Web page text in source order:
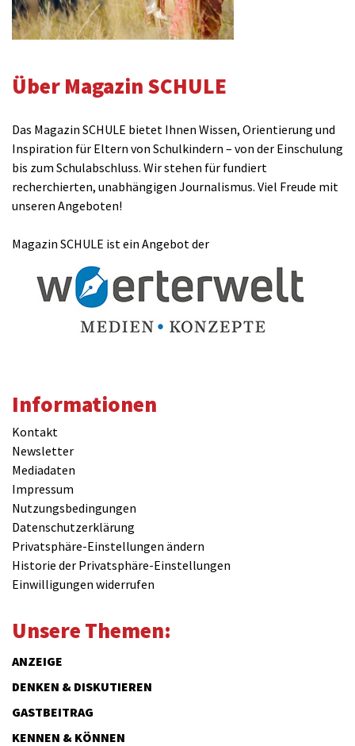
Über Magazin SCHULE
Das Magazin SCHULE bietet Ihnen Wissen, Orientierung und
Inspiration für Eltern von Schulkindern – von der Einschulung
bis zum Schulabschluss. Wir stehen für fundiert
recherchierten, unabhängigen Journalismus. Viel Freude mit
unseren Angeboten!
Magazin SCHULE ist ein Angebot der
Informationen
Kontakt
Newsletter
Mediadaten
Impressum
Nutzungsbedingungen
Datenschutzerklärung
Privatsphäre-Einstellungen ändern
Historie der Privatsphäre-Einstellungen
Einwilligungen widerrufen
Unsere Themen:
ANZEIGE
DENKEN & DISKUTIEREN
GASTBEITRAG
KENNEN & KÖNNEN